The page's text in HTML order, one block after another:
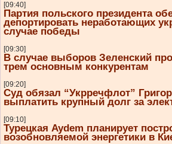
[09:40]
Партия польского президента
депортировать неработающих
случае победы
[09:30]
В случае выборов Зеленский
трем основным конкурентам
[09:20]
Суд обязал “Укрречфлот”
выплатить крупный долг за
[09:10]
Турецкая Aydem планирует
возобновляемой энергетики в